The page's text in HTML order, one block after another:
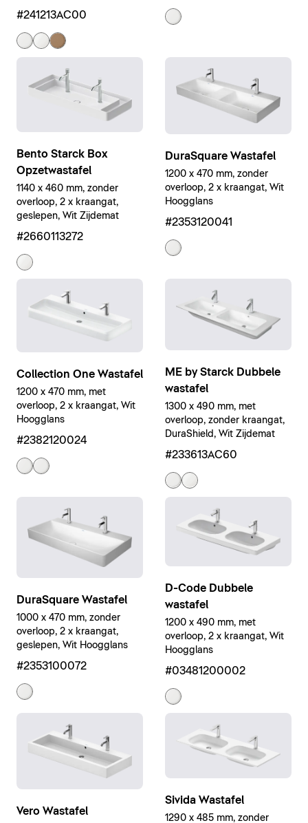
#241213AC00
Bento Starck Box
Opzetwastafel
1140 x 460 mm, zonder
overloop, 2 x kraangat,
geslepen, Wit Zijdemat
#2660113272
DuraSquare Wastafel
1200 x 470 mm, zonder
overloop, 2 x kraangat, Wit
Hoogglans
#2353120041
Collection One Wastafel
1200 x 470 mm, met
overloop, 2 x kraangat, Wit
Hoogglans
#2382120024
ME by Starck Dubbele
wastafel
1300 x 490 mm, met
overloop, zonder kraangat,
DuraShield, Wit Zijdemat
#233613AC60
DuraSquare Wastafel
1000 x 470 mm, zonder
overloop, 2 x kraangat,
geslepen, Wit Hoogglans
#2353100072
D-Code Dubbele
wastafel
1200 x 490 mm, met
overloop, 2 x kraangat, Wit
Hoogglans
#03481200002
Vero Wastafel
Sivida Wastafel
1290 x 485 mm, zonder